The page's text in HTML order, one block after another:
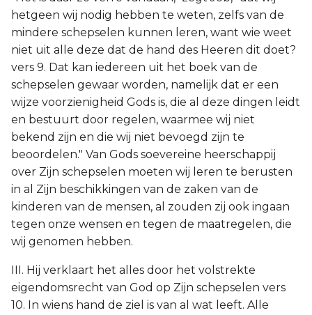
hetgeen wij nodig hebben te weten, zelfs van de
mindere schepselen kunnen leren, want wie weet
niet uit alle deze dat de hand des Heeren dit doet?
vers 9. Dat kan iedereen uit het boek van de
schepselen gewaar worden, namelijk dat er een
wijze voorzienigheid Gods is, die al deze dingen leidt
en bestuurt door regelen, waarmee wij niet
bekend zijn en die wij niet bevoegd zijn te
beoordelen." Van Gods soevereine heerschappij
over Zijn schepselen moeten wij leren te berusten
in al Zijn beschikkingen van de zaken van de
kinderen van de mensen, al zouden zij ook ingaan
tegen onze wensen en tegen de maatregelen, die
wij genomen hebben.
III. Hij verklaart het alles door het volstrekte
eigendomsrecht van God op Zijn schepselen vers
10. In wiens hand de ziel is van al wat leeft. Alle